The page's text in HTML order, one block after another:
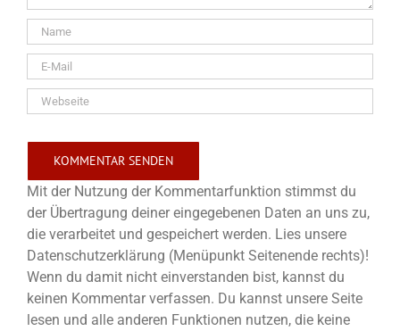
Mit der Nutzung der Kommentarfunktion stimmst du
der Übertragung deiner eingegebenen Daten an uns zu,
die verarbeitet und gespeichert werden. Lies unsere
Datenschutzerklärung (Menüpunkt Seitenende rechts)!
Wenn du damit nicht einverstanden bist, kannst du
keinen Kommentar verfassen. Du kannst unsere Seite
lesen und alle anderen Funktionen nutzen, die keine